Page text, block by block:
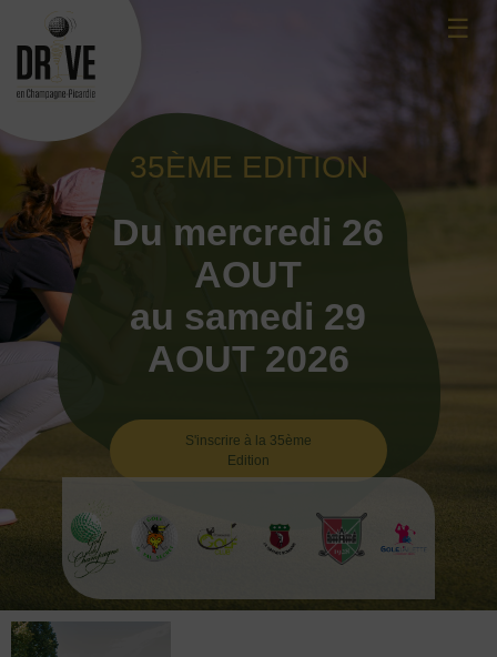
content
☰
35ÈME EDITION
Du mercredi 26
AOUT
au samedi 29
AOUT 2026
S'inscrire à la 35ème
Edition